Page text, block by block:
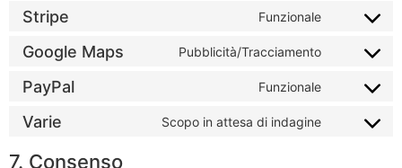
Stripe Funzionale
Google Maps Pubblicità/Tracciamento
PayPal Funzionale
Varie Scopo in attesa di indagine
7. Consenso